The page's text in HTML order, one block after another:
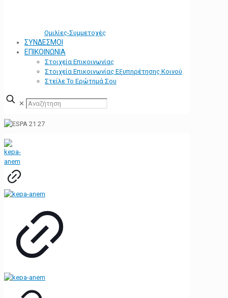
Ομιλίες-Συμμετοχές
ΣΥΝΔΕΣΜΟΙ
ΕΠΙΚΟΙΝΩΝΙΑ
Στοιχεία Επικοινωνίας
Στοιχεία Επικοινωνίας Εξυπηρέτησης Κοινού
Στείλε Το Ερώτημά Σου
✕